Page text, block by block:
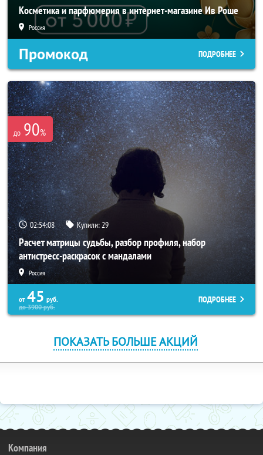
Косметика и парфюмерия в интернет-магазине Ив Роше
Россия
Промокод ПОДРОБНЕЕ
до 90%
02:54:07 Купили:29
Расчет матрицы судьбы, разбор профиля, набор
антистресс-раскрасок с мандалами
Россия
от 45 руб.
до3900руб.
ПОДРОБНЕЕ
ПОКАЗАТЬ БОЛЬШЕ АКЦИЙ
Компания